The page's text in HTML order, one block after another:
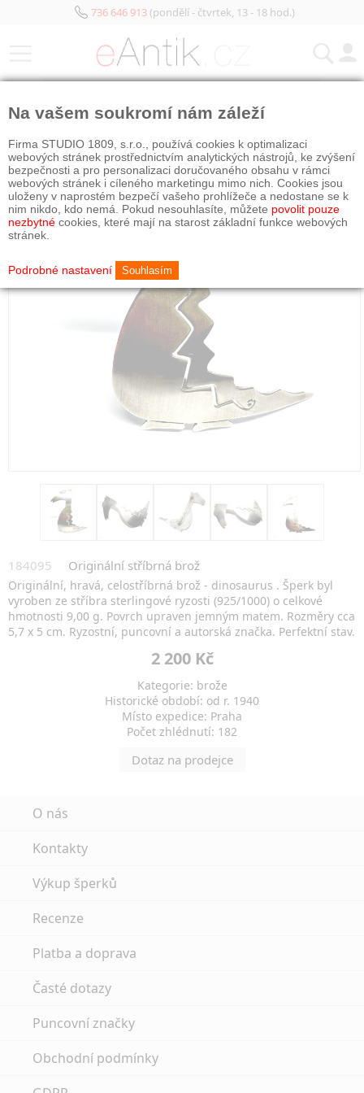
736 646 913(pondělí - čtvrtek, 13 - 18 hod.)
184095 Originální stříbrná brož
Originální, hravá, celostříbrná brož - dinosaurus . Šperk byl
vyroben ze stříbra sterlingové ryzosti (925/1000) o celkové
hmotnosti 9,00 g. Povrch upraven jemným matem. Rozměry cca
5,7 x 5 cm. Ryzostní, puncovní a autorská značka. Perfektní stav.
2 200 Kč
Kategorie: brože
Historické období: od r. 1940
Místo expedice: Praha
Počet zhlédnutí: 182
Dotaz na prodejce
O nás
Kontakty
Výkup šperků
Recenze
Platba a doprava
Časté dotazy
Puncovní značky
Obchodní podmínky
Na vašem soukromí nám záleží
Firma STUDIO 1809, s.r.o., používá cookies k optimalizaci
webových stránek prostřednictvím analytických nástrojů, ke zvýšení
bezpečnosti a pro personalizaci doručovaného obsahu v rámci
webových stránek i cíleného marketingu mimo nich. Cookies jsou
uloženy v naprostém bezpečí vašeho prohlížeče a nedostane se k
nim nikdo, kdo nemá. Pokud nesouhlasíte, můžete povolit pouze
nezbytné cookies, které mají na starost základní funkce webových
stránek.
Podrobné nastavení Souhlasím